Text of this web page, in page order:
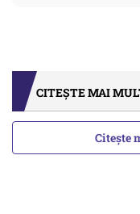
CITEȘTE MAI
Citește